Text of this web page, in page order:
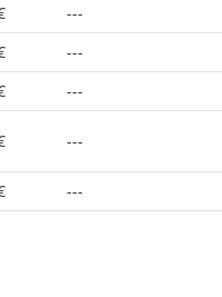
---
---
---
---
---